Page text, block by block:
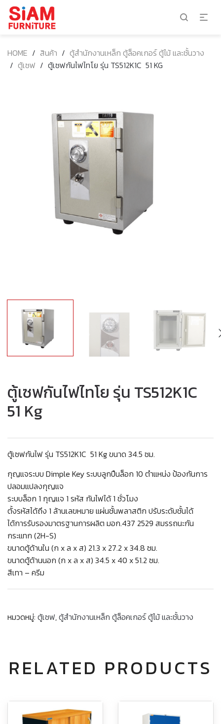
HOME / สินค้า / ตู้สำนักงานเหล็ก ตู้ล็อคเกอร์ ตู้ไม้ และชั้นวาง
/ ตู้เซฟ / ตู้เซฟกันไฟไทโย รุ่น TS512K1C 51 KG
ตู้เซฟกันไฟไทโย รุ่น TS512K1C
51 Kg
ตู้เซฟกันไฟ รุ่น TS512K1C 51 Kg ขนาด 34.5 ซม.
กุญแจระบบ Dimple Key ระบบลูกปืนล็อก 10 ตำแหน่ง ป้องกันการ
ปลอมแปลงกุญแจ
ระบบล็อก 1 กุญแจ 1 รหัส กันไฟได้ 1 ชั่วโมง
ตั้งรหัสได้ถึง 1 ล้านเลขหมาย แผ่นชั้นพลาสติก ปรับระดับชั้นได้
ได้การรับรองมาตรฐานการผลิต มอก.437 2529 สมรรถนะกัน
กระแทก (2H-S)
ขนาดตู้ด้านใน (ก x ล x ส) 21.3 x 27.2 x 34.8 ซม.
ขนาดตู้ด้านนอก (ก x ล x ส) 34.5 x 40 x 51.2 ซม.
สีเทา – ครีม
หมวดหมู่: ตู้เซฟ,ตู้สำนักงานเหล็ก ตู้ล็อคเกอร์ ตู้ไม้ และชั้นวาง
RELATED PRODUCTS